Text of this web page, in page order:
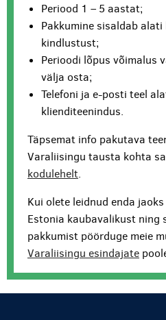
Periood 1 – 5 aastat;
Pakkumine sisaldab
kindlustust;
Perioodi lõpus võimalus
välja osta;
Telefoni ja e-posti teel
klienditeenindus.
Täpsemat info pakutava
Varaliisingu tausta kohta
kodulehelt.
Kui olete leidnud enda
Estonia kaubavalikust ning
pakkumist pöörduge meie
Varaliisingu esindajate